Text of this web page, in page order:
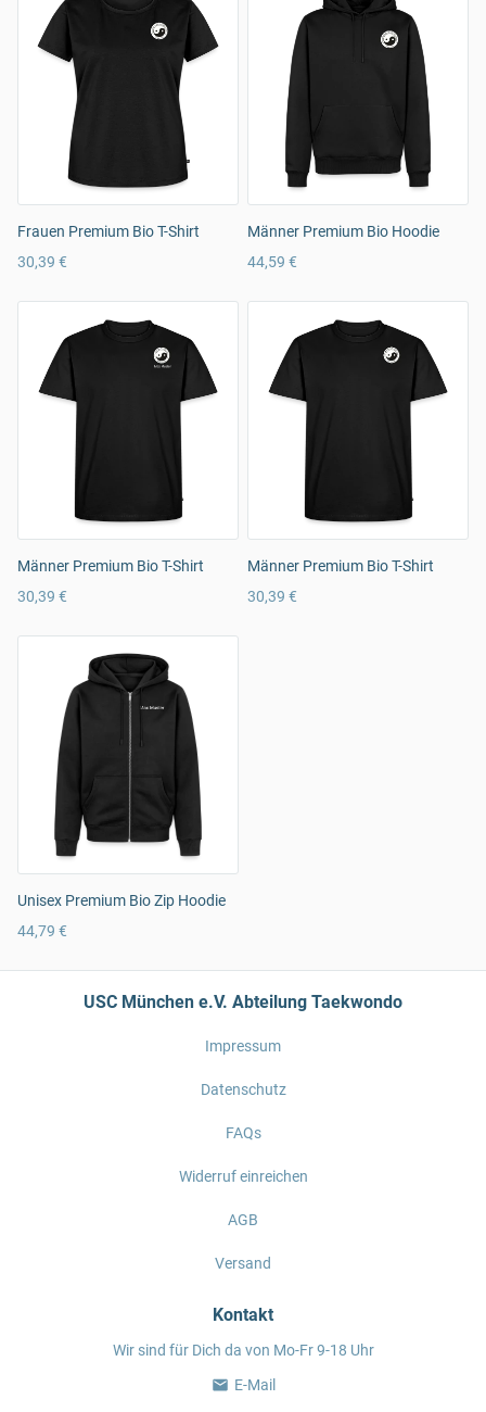
Frauen Premium Bio T-Shirt
30,39 €
Männer Premium Bio Hoodie
44,59 €
Männer Premium Bio T-Shirt
30,39 €
Männer Premium Bio T-Shirt
30,39 €
Unisex Premium Bio Zip Hoodie
44,79 €
USC München e.V. Abteilung Taekwondo
Impressum
Datenschutz
FAQs
Widerruf einreichen
AGB
Versand
Kontakt
Wir sind für Dich da von Mo-Fr 9-18 Uhr
E-Mail